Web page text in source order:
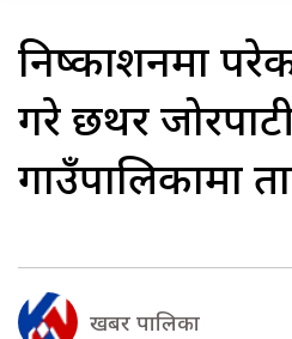
निष्काशनमा
गरे छथर
गाउँपालिकामा
खबर पालिका